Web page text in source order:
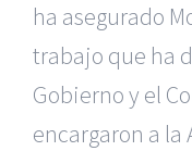
ha asegurado
trabajo que ha
Gobierno y el
encargaron a la